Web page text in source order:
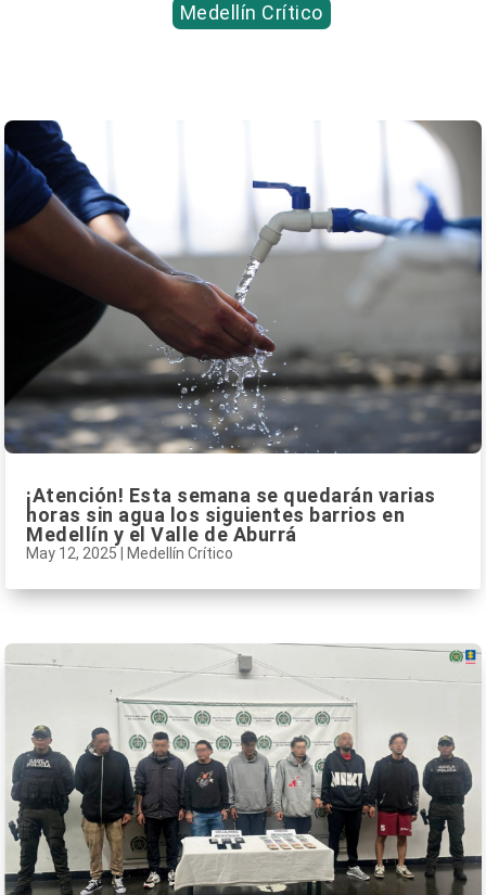
Medellín Crítico
¡Atención! Esta semana se quedarán varias
horas sin agua los siguientes barrios en
Medellín y el Valle de Aburrá
May 12, 2025 Medellín Crítico